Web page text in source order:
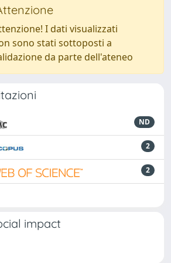
I dati visualizzati
sono stati sottoposti a
da parte dell'ateneo
ND
2
2
impact